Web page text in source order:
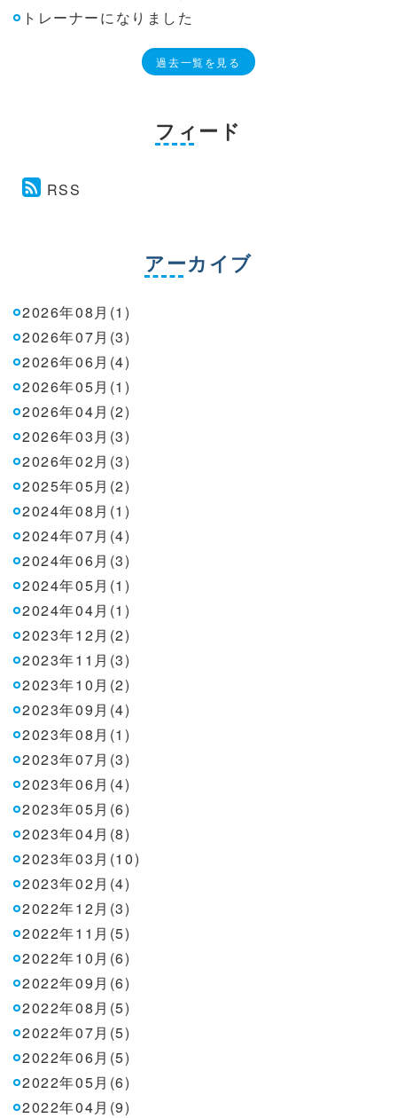
トレーナーになりました
過去一覧を見る
フィード
RSS
アーカイブ
2026年08月(1)
2026年07月(3)
2026年06月(4)
2026年05月(1)
2026年04月(2)
2026年03月(3)
2026年02月(3)
2025年05月(2)
2024年08月(1)
2024年07月(4)
2024年06月(3)
2024年05月(1)
2024年04月(1)
2023年12月(2)
2023年11月(3)
2023年10月(2)
2023年09月(4)
2023年08月(1)
2023年07月(3)
2023年06月(4)
2023年05月(6)
2023年04月(8)
2023年03月(10)
2023年02月(4)
2022年12月(3)
2022年11月(5)
2022年10月(6)
2022年09月(6)
2022年08月(5)
2022年07月(5)
2022年06月(5)
2022年05月(6)
2022年04月(9)